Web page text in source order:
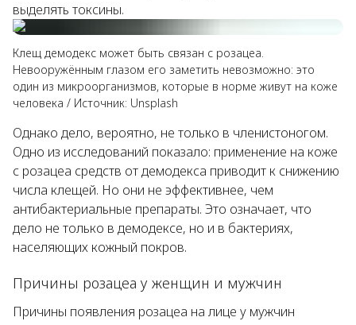
выделять токсины.
Клещ демодекс может быть связан с розацеа.
Невооружённым глазом его заметить невозможно: это
один из микроорганизмов, которые в норме живут на коже
человека / Источник: Unsplash
Однако дело, вероятно, не только в членистоногом.
Одно из исследований показало: применение на коже
с розацеа средств от демодекса приводит к снижению
числа клещей. Но они не эффективнее, чем
антибактериальные препараты. Это означает, что
дело не только в демодексе, но и в бактериях,
населяющих кожный покров.
Причины розацеа у женщин и мужчин
Причины появления розацеа на лице у мужчин